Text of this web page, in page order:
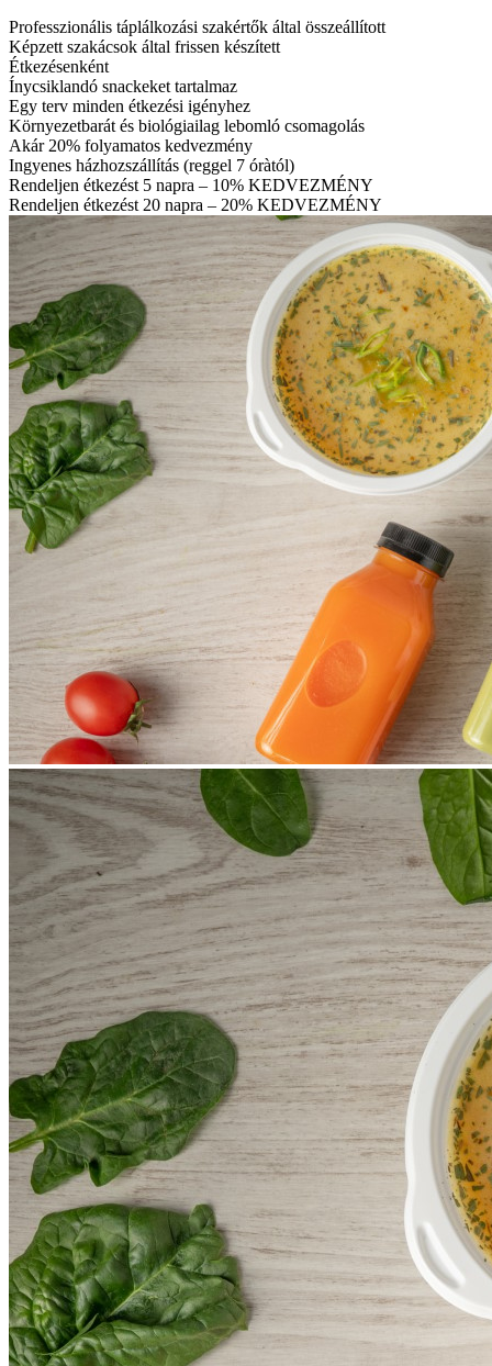
Professzionális táplálkozási szakértők által összeállított
Képzett szakácsok által frissen készített
Étkezésenként
Ínycsiklandó snackeket tartalmaz
Egy terv minden étkezési igényhez
Környezetbarát és biológiailag lebomló csomagolás
Akár 20% folyamatos kedvezmény
Ingyenes házhozszállítás (reggel 7 óràtól)
Rendeljen étkezést 5 napra – 10% KEDVEZMÉNY
Rendeljen étkezést 20 napra – 20% KEDVEZMÉNY